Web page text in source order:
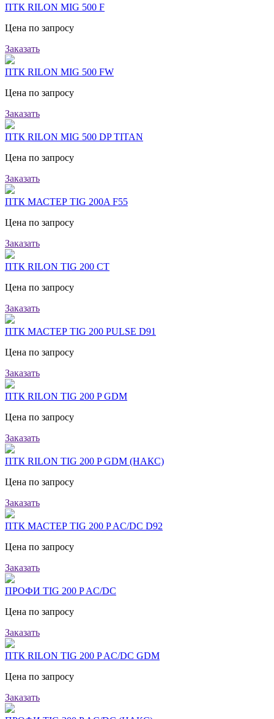
ПТК RILON MIG 500 F
Цена по запросу
Заказать
ПТК RILON MIG 500 FW
Цена по запросу
Заказать
ПТК RILON MIG 500 DP TITAN
Цена по запросу
Заказать
ПТК МАСТЕР TIG 200A F55
Цена по запросу
Заказать
ПТК RILON TIG 200 CT
Цена по запросу
Заказать
ПТК МАСТЕР TIG 200 PULSE D91
Цена по запросу
Заказать
ПТК RILON TIG 200 P GDM
Цена по запросу
Заказать
ПТК RILON TIG 200 P GDM (НАКС)
Цена по запросу
Заказать
ПТК МАСТЕР TIG 200 P AC/DC D92
Цена по запросу
Заказать
ПРОФИ TIG 200 P AC/DC
Цена по запросу
Заказать
ПТК RILON TIG 200 P AC/DC GDM
Цена по запросу
Заказать